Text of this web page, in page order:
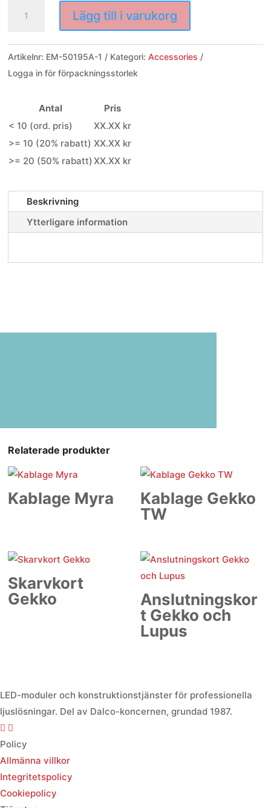
Anslutningskort
Spektral
Mini
Lägg till i varukorg
Artikelnr: EM-50195A-1 Kategori:Accessories
Logga in för förpackningsstorlek
Antal
Pris
< 10 (ord. pris)
XX.XX kr
>= 10 (20% rabatt) XX.XX kr
>= 20 (50% rabatt) XX.XX kr
Beskrivning
Ytterligare information
Relaterade produkter
Kablage Myra
Kablage Gekko
TW
Skarvkort
Gekko
Anslutningskor
t Gekko och
Lupus
LED-moduler och konstruktionstjänster för professionella
ljuslösningar. Del av Dalco-koncernen, grundad 1987.
Policy
Allmänna villkor
Integritetspolicy
Cookiepolicy